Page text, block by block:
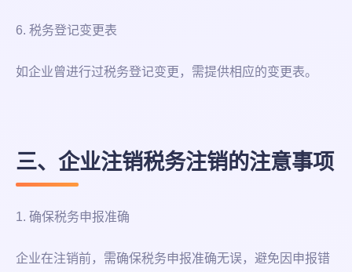
6. 税务登记变更表
如企业曾进行过税务登记变更，需提供相应的变更表。
三、企业注销税务注销的注意事项
1. 确保税务申报准确
企业在注销前，需确保税务申报准确无误，避免因申报错